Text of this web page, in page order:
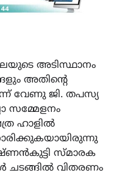
അടിസ്ഥാനം
അതിന്‍റെ
വേണു ജി. തപസ്യ
സമ്മേളനം
ഹാളിൽ
സ്മാരക
ചടങ്ങിൽ വിതരണം